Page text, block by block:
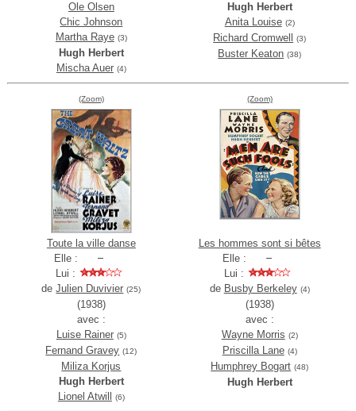
Ole Olsen
Chic Johnson
Martha Raye (3)
Hugh Herbert
Mischa Auer (4)
Hugh Herbert
Anita Louise (2)
Richard Cromwell (3)
Buster Keaton (38)
(Zoom)
Toute la ville danse
Elle :
Lui :
deJulien Duvivier (25)
(1938)
avec :
Luise Rainer (5)
Fernand Gravey (12)
Miliza Korjus
Hugh Herbert
Lionel Atwill
(6)
(Zoom)
Les hommes sont si bêtes
Elle :
Lui :
de Busby Berkeley (4)
(1938)
avec :
Wayne Morris (2)
Priscilla Lane (4)
Humphrey Bogart (48)
Hugh Herbert